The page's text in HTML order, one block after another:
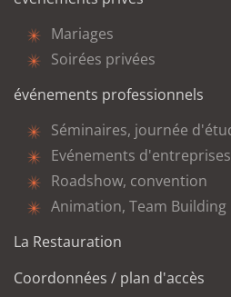
Mariages
Soirées privées
événements professionnels
Séminaires, journée
Evénements d'entreprises
Roadshow, convention
Animation, Team Building
La Restauration
Coordonnées / plan d'accès